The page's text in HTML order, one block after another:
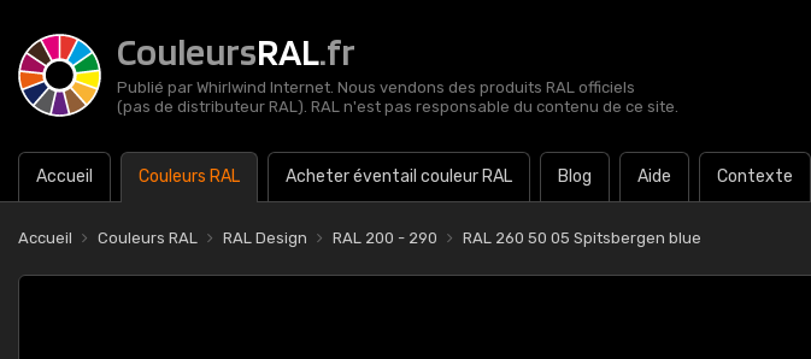
CouleursRAL.fr
Publié par Whirlwind Internet. Nous vendons des produits RAL officiels
(pas de distributeur RAL). RAL n'est pas responsable du contenu de ce site.
Accueil Couleurs RAL Acheter éventail couleur RAL Blog Aide Contexte
Accueil Couleurs RAL RAL Design RAL 200 - 290 RAL 260 50 05 Spitsbergen blue